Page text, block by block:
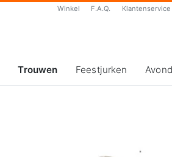
Winkel F.A.Q. Klantenservice
Trouwen Feestjurken